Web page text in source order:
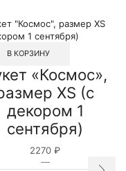
В КОРЗИНУ
«Космос»,
XS (с
декором 1
сентября)
2270 ₽
Количество